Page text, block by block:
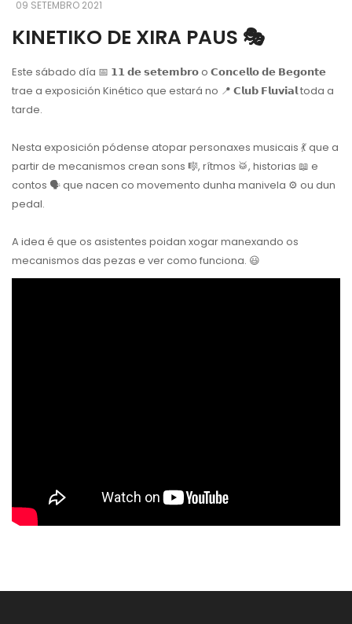
09 SETEMBRO 2021
KINETIKO DE XIRA PAUS 🎭
Este sábado día 📅 𝟭𝟭 𝗱𝗲 𝘀𝗲𝘁𝗲𝗺𝗯𝗿𝗼 o 𝗖𝗼𝗻𝗰𝗲𝗹𝗹𝗼 𝗱𝗲 𝗕𝗲𝗴𝗼𝗻𝘁𝗲
trae a exposición Kinético que estará no 📍 𝗖𝗹𝘂𝗯 𝗙𝗹𝘂𝘃𝗶𝗮𝗹 toda a
tarde.
Nesta exposición pódense atopar personaxes musicais 💃 que a
partir de mecanismos crean sons 🎼, rítmos 🥁, historias 📖 e
contos 🗣 que nacen co movemento dunha manivela ⚙️ ou dun
pedal.
A idea é que os asistentes poidan xogar manexando os
mecanismos das pezas e ver como funciona. 😃